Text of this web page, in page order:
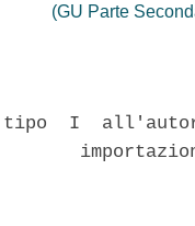
(GU Parte
I